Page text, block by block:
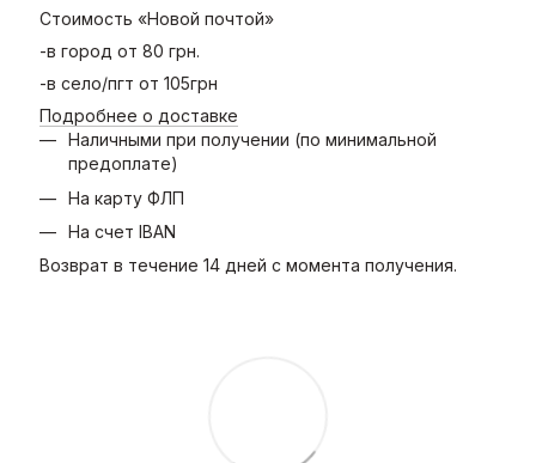
Стоимость «Новой почтой»
-в город от 80 грн.
-в село/пгт от 105грн
Подробнее о доставке
Наличными при получении (по минимальной
предоплате)
На карту ФЛП
На счет IBAN
Возврат в течение 14 дней с момента получения.